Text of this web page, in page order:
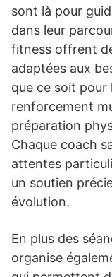
sont là pour
dans leur
fitness offrent
adaptées aux
que ce soit pour
renforcement
préparation
Chaque coach
attentes
un soutien
évolution.
En plus des
organise